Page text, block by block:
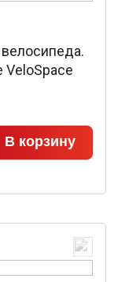
VeloSpace
В корзину